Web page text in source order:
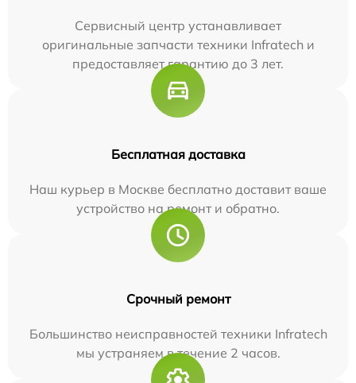
Сервисный центр устанавливает
оригинальные запчасти техники Infratech и
предоставляет гарантию до 3 лет.
Бесплатная доставка
Наш курьер в Москве бесплатно доставит ваше
устройство на ремонт и обратно.
Срочный ремонт
Большинство неисправностей техники Infratech
мы устраняем в течение 2 часов.